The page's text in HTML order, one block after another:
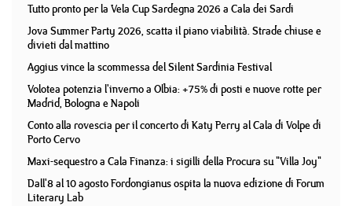
Tutto pronto per la Vela Cup Sardegna 2026 a Cala dei Sardi
Jova Summer Party 2026, scatta il piano viabilità. Strade chiuse e
divieti dal mattino
Aggius vince la scommessa del Silent Sardinia Festival
Volotea potenzia l'inverno a Olbia: +75% di posti e nuove rotte per
Madrid, Bologna e Napoli
Conto alla rovescia per il concerto di Katy Perry al Cala di Volpe di
Porto Cervo
Maxi-sequestro a Cala Finanza: i sigilli della Procura su "Villa Joy"
Dall'8 al 10 agosto Fordongianus ospita la nuova edizione di Forum
Literary Lab